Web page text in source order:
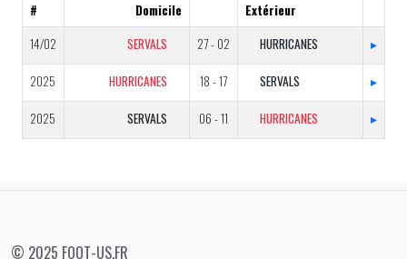
# Domicile
Extérieur
14/02
SERVALS 27 - 02 HURRICANES ▸
2025 HURRICANES 18 - 17 SERVALS ▸
2025 SERVALS 06 - 11 HURRICANES ▸
© 2025 FOOT-US.FR